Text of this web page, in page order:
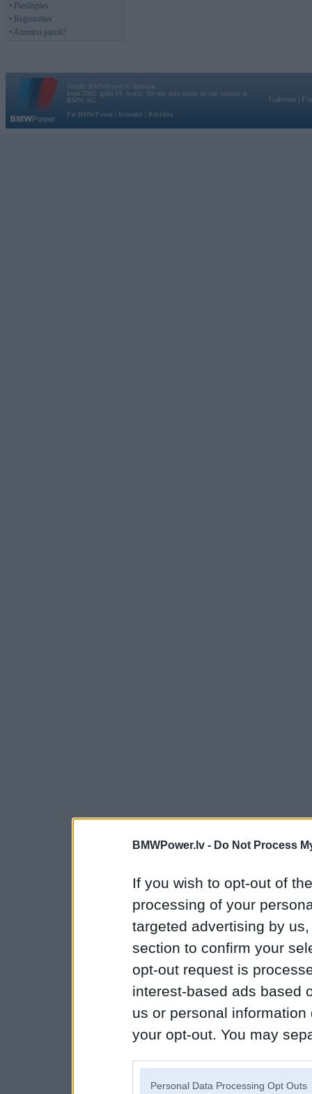
BMWPower.lv - Do Not Process
If you wish to opt-out of
processing of your
targeted advertising by
section to confirm your
opt-out request is
interest-based ads based
us or personal
your opt-out. You may
Personal Data Processing Opt Outs
• Pieslēgties
• Reģistrēties
• Aizmirsi paroli?
Vortāls BMWPower.lv darbojas
kopš 2002. gada 14. maija. Tas nav auto klubs un nav saistīts ar
BMW AG.
Par BMWPower
Kontakti Reklāma
Galvena